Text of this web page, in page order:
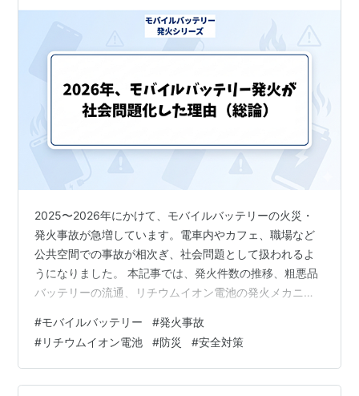
2025〜2026年にかけて、モバイルバッテリーの火災・
発火事故が急増しています。電車内やカフェ、職場など
公共空間での事故が相次ぎ、社会問題として扱われるよ
うになりました。 本記事では、発火件数の推移、粗悪品
バッテリーの流通、リチウムイオン電池の発火メカニズ
します。 モバイルバッテリー火災が2026年に社会問題化
した背景 電車内で相次いだ発火事故の理由 リチウムイオ
ン電池の発火メカニズム（熱暴走） 粗悪品バッテリーの
流通問題 2026年の法改正と安全基準の強化 生活者が取
#モバイルバッテリー #発火事故
#リチウムイオン電池 #防災 #安全対策